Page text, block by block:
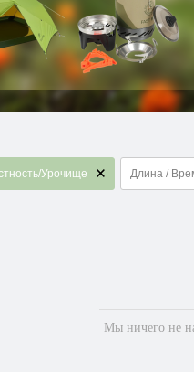
Урочище Длина /
Мы ничего не